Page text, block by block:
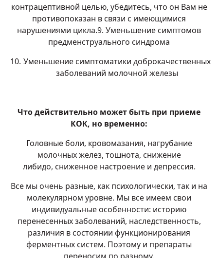
контрацептивной целью, убедитесь, что он Вам не
противопоказан в связи с имеющимися
нарушениями цикла.9. Уменьшение симптомов
предменструального синдрома
Уменьшение симптоматики доброкачественных
заболеваний молочной железы
Что действительно может быть при приеме
КОК, но временно:
Головные боли, кровомазания, нагрубание
молочных желез, тошнота, снижение
либидо, сниженное настроение и депрессия.
Все мы очень разные, как психологически, так и на
молекулярном уровне. Мы все имеем свои
индивидуальные особенности: историю
перенесенных заболеваний, наследственность,
различия в состоянии функционирования
ферментных систем. Поэтому и препараты